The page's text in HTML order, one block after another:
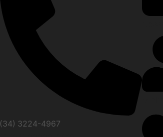
(34) 3224-4967